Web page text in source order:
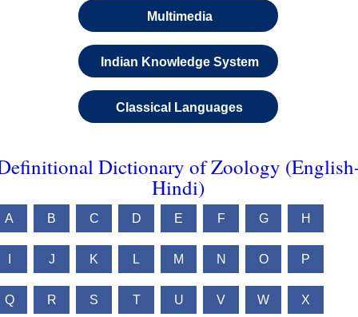
Multimedia
Indian Knowledge System
Classical Languages
Dictionary of Zoology
Hindi)
A B C D E F G H
J K L M N O P
Q R S T U V W X